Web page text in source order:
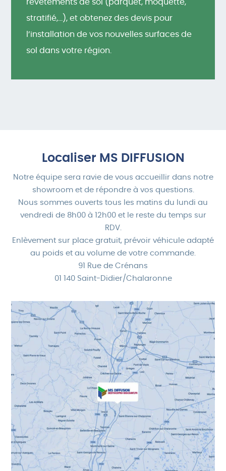
revêtements de sol (parquet, moquette,
stratifié,…), et obtenez des devis pour
l’installation de vos nouvelles surfaces de
sol dans votre région.
Localiser MS DIFFUSION
Notre équipe sera ravie de vous accueillir dans notre
showroom et de répondre à vos questions.
Nous sommes ouverts tous les matins du lundi au
vendredi de 8h00 à 12h00 et le reste du temps sur
RDV.
Enlèvement sur place gratuit, prévoir véhicule adapté
au poids et au volume de votre commande.
91 Rue de Crénans
01 140 Saint-Didier/Chalaronne